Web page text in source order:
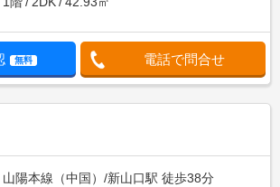
無料 電話で問合せ
山陽本線（中国）/新山口駅 徒歩38分